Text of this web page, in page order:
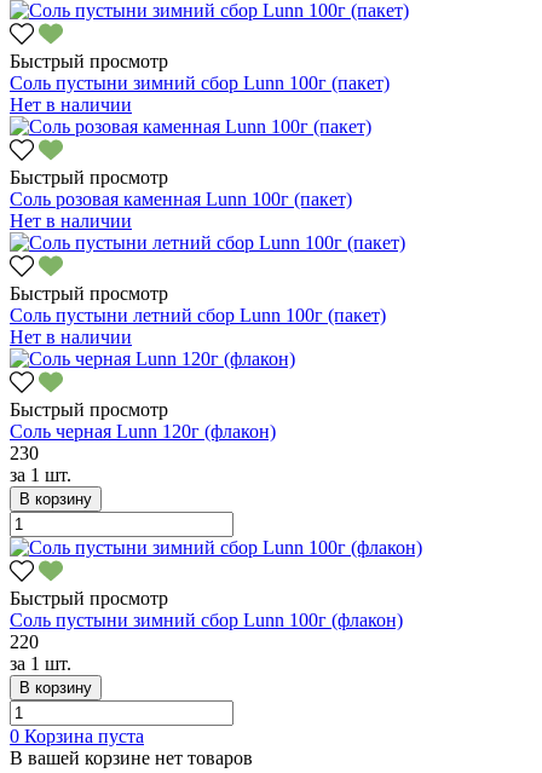
Быстрый просмотр
Соль пустыни зимний сбор Lunn 100г (пакет)
Нет в наличии
Быстрый просмотр
Соль розовая каменная Lunn 100г (пакет)
Нет в наличии
Быстрый просмотр
Соль пустыни летний сбор Lunn 100г (пакет)
Нет в наличии
Быстрый просмотр
Соль черная Lunn 120г (флакон)
230
за 1 шт.
В корзину
Быстрый просмотр
Соль пустыни зимний сбор Lunn 100г (флакон)
220
за 1 шт.
В корзину
0 Корзина пуста
В вашей корзине нет товаров